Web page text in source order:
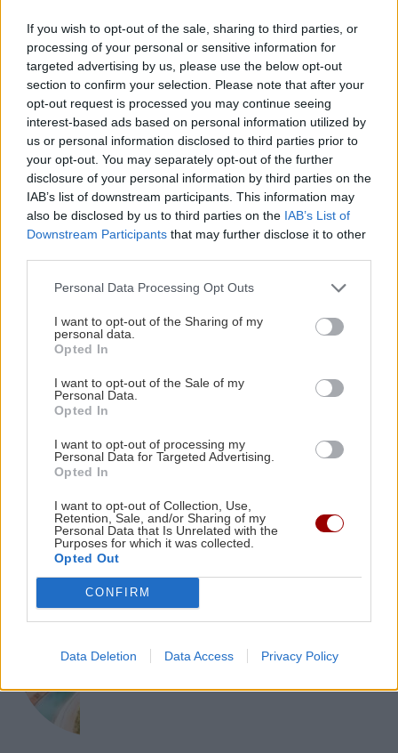
If you wish to opt-out of the sale, sharing to third parties, or
processing of your personal or sensitive information for
targeted advertising by us, please use the below opt-out
section to confirm your selection. Please note that after your
opt-out request is processed you may continue seeing
interest-based ads based on personal information utilized by
us or personal information disclosed to third parties prior to
your opt-out. You may separately opt-out of the further
disclosure of your personal information by third parties on the
IAB’s list of downstream participants. This information may
also be disclosed by us to third parties on the IAB’s List of
Downstream Participants that may further disclose it to other
Personal Data Processing Opt Outs
I want to opt-out of the Sharing of my
personal data.
Opted In
I want to opt-out of the Sale of my
Personal Data.
Opted In
I want to opt-out of processing my
Personal Data for Targeted Advertising.
Opted In
I want to opt-out of Collection, Use,
Retention, Sale, and/or Sharing of my
Personal Data that Is Unrelated with the
Purposes for which it was collected.
Opted Out
CONFIRM
Data Deletion Data Access Privacy Policy
13:09
ΑΘΛΗΤΙΚΑ
Παγκόσμιο στίβου Κ20: Ασημένιο μετάλλιο για
την Έβελυν Μητροπούλου στο μήκος
13:09
ΑΥΤΟΔΙΟΙΚΗΣΗ
Δήμος Πλατανιά: Καμία διακοπή
ηλεκτροδότησης τουλάχιστον έως το τέλος
Αυγούστου
μπροστά μου τον Χριστό, λαμπερό στον
κατάλευκο, εκτυφλωτικό του χιτώνα"
ΗΠΑ: Έντονη ανησυχία για τον μύκητα candida
auris που «αντιστέκεται» στα φάρμακα
ΠΕΡΙΕΡΓΑ - ΠΑΡΑΞΕΝΑ
ιερέα και μια απρόσμενη κατάληξη
ΠΟΛΙΤΙΚΗ
Εγκρίθηκε χρηματοδότηση 204,6 εκατ.
ευρώ για την ανάπλαση της ΔΕΘ από
το Εθνικό Πρόγραμμα Ανάπτυξης
ΚΡΗΤΗ
Σάμου για την 202η επέτειο της
Τσουκαλάς: Η κυβέρνηση απέτυχε να
αξιοποιήσει τα κονδύλια για την
ΠΕΡΙΕΡΓΑ - ΠΑΡΑΞΕΝΑ
Το έργο που μοιάζει αδιανόητο:
Δημιουργούν ποτάμι από σκυρόδεμα